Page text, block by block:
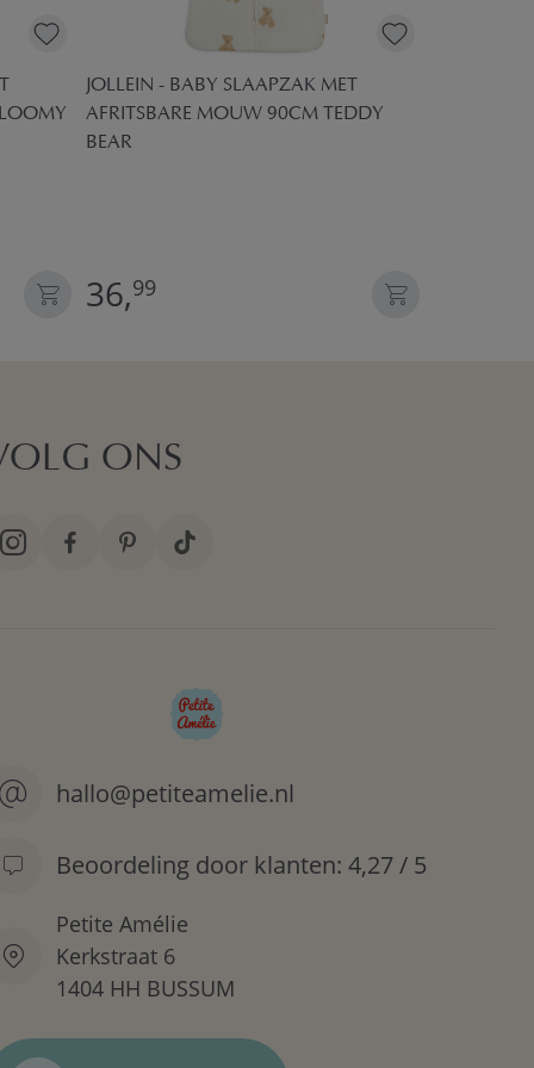
JOLLEIN - BABY SLAAPZAK MET
AFRITSBARE MOUW 90CM TEDDY
BEAR
36,99
ONS
hallo@petiteamelie.nl
Beoordeling door klanten: 4,27 / 5
Petite Amélie
Kerkstraat 6
1404 HH BUSSUM